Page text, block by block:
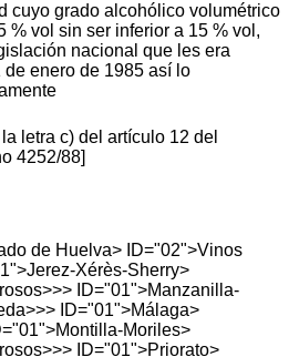
cuyo grado alcohólico volumétrico
% vol sin ser inferior a 15 % vol,
nacional que les era
enero de 1985 así lo
letra c) del artículo 12 del
4252/88]
de Huelva> ID="02">Vinos
Xérès-Sherry>
ID="01">Manzanilla-
ID="01">Málaga>
Moriles>
ID="01">Priorato>